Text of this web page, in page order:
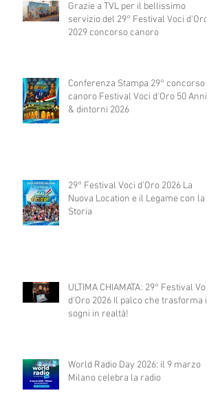
Grazie a TVL per il bellissimo
servizio del 29° Festival Voci d'Oro
2029 concorso canoro
Conferenza Stampa 29° concorso
canoro Festival Voci d'Oro 50 Anni
& dintorni 2026
29° Festival Voci d'Oro 2026 La
Nuova Location e il Legame con la
Storia
ULTIMA CHIAMATA: 29° Festival Voci
d'Oro 2026 Il palco che trasforma i
sogni in realtà!
World Radio Day 2026: il 9 marzo
Milano celebra la radio